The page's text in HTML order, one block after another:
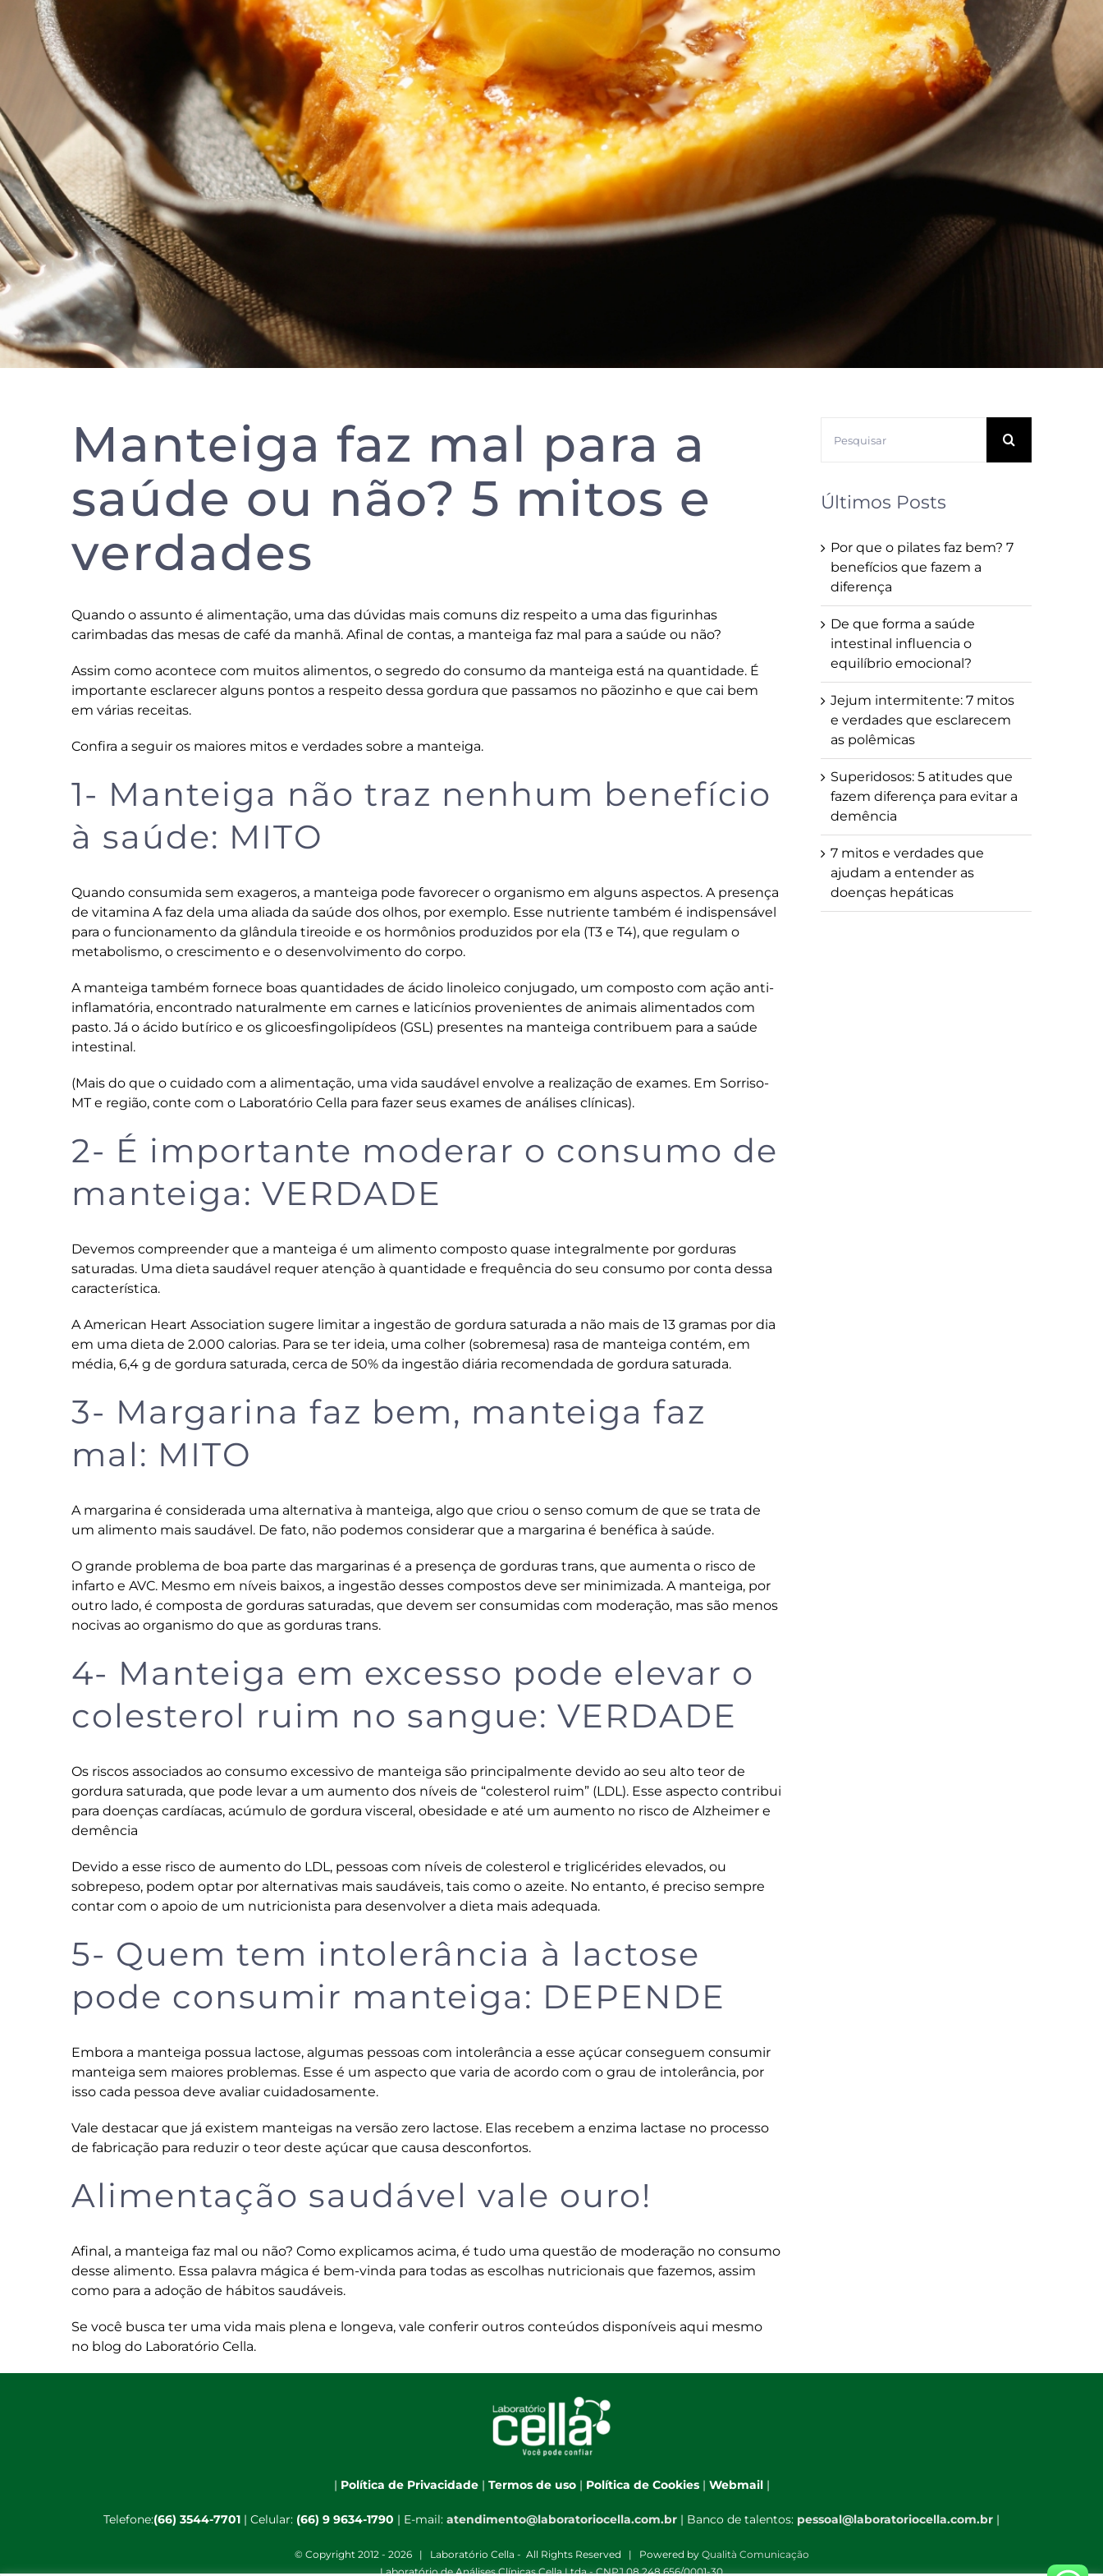
Manteiga faz mal para a
saúde ou não? 5 mitos e
verdades
Quando o assunto é alimentação, uma das dúvidas mais comuns diz respeito a uma das figurinhas
carimbadas das mesas de café da manhã. Afinal de contas, a manteiga faz mal para a saúde ou não?
Assim como acontece com muitos alimentos, o segredo do consumo da manteiga está na quantidade. É
importante esclarecer alguns pontos a respeito dessa gordura que passamos no pãozinho e que cai bem
em várias receitas.
Confira a seguir os maiores mitos e verdades sobre a manteiga.
1- Manteiga não traz nenhum benefício
à saúde: MITO
Quando consumida sem exageros, a manteiga pode favorecer o organismo em alguns aspectos. A presença
de vitamina A faz dela uma aliada da saúde dos olhos, por exemplo. Esse nutriente também é indispensável
para o funcionamento da glândula tireoide e os hormônios produzidos por ela (T3 e T4), que regulam o
metabolismo, o crescimento e o desenvolvimento do corpo.
A manteiga também fornece boas quantidades de ácido linoleico conjugado, um composto com ação anti-
inflamatória, encontrado naturalmente em carnes e laticínios provenientes de animais alimentados com
pasto. Já o ácido butírico e os glicoesfingolipídeos (GSL) presentes na manteiga contribuem para a saúde
intestinal.
(Mais do que o cuidado com a alimentação, uma vida saudável envolve a realização de exames. Em Sorriso-
MT e região, conte com o Laboratório Cella para fazer seus exames de análises clínicas).
2- É importante moderar o consumo de
manteiga: VERDADE
Devemos compreender que a manteiga é um alimento composto quase integralmente por gorduras
saturadas. Uma dieta saudável requer atenção à quantidade e frequência do seu consumo por conta dessa
característica.
A American Heart Association sugere limitar a ingestão de gordura saturada a não mais de 13 gramas por dia
em uma dieta de 2.000 calorias. Para se ter ideia, uma colher (sobremesa) rasa de manteiga contém, em
média, 6,4 g de gordura saturada, cerca de 50% da ingestão diária recomendada de gordura saturada.
3- Margarina faz bem, manteiga faz
mal: MITO
A margarina é considerada uma alternativa à manteiga, algo que criou o senso comum de que se trata de
um alimento mais saudável. De fato, não podemos considerar que a margarina é benéfica à saúde.
O grande problema de boa parte das margarinas é a presença de gorduras trans, que aumenta o risco de
infarto e AVC. Mesmo em níveis baixos, a ingestão desses compostos deve ser minimizada. A manteiga, por
outro lado, é composta de gorduras saturadas, que devem ser consumidas com moderação, mas são menos
nocivas ao organismo do que as gorduras trans.
4- Manteiga em excesso pode elevar o
colesterol ruim no sangue: VERDADE
Os riscos associados ao consumo excessivo de manteiga são principalmente devido ao seu alto teor de
gordura saturada, que pode levar a um aumento dos níveis de “colesterol ruim” (LDL). Esse aspecto contribui
para doenças cardíacas, acúmulo de gordura visceral, obesidade e até um aumento no risco de Alzheimer e
demência
Devido a esse risco de aumento do LDL, pessoas com níveis de colesterol e triglicérides elevados, ou
sobrepeso, podem optar por alternativas mais saudáveis, tais como o azeite. No entanto, é preciso sempre
contar com o apoio de um nutricionista para desenvolver a dieta mais adequada.
5- Quem tem intolerância à lactose
pode consumir manteiga: DEPENDE
Embora a manteiga possua lactose, algumas pessoas com intolerância a esse açúcar conseguem consumir
manteiga sem maiores problemas. Esse é um aspecto que varia de acordo com o grau de intolerância, por
isso cada pessoa deve avaliar cuidadosamente.
Vale destacar que já existem manteigas na versão zero lactose. Elas recebem a enzima lactase no processo
de fabricação para reduzir o teor deste açúcar que causa desconfortos.
Alimentação saudável vale ouro!
Afinal, a manteiga faz mal ou não? Como explicamos acima, é tudo uma questão de moderação no consumo
desse alimento. Essa palavra mágica é bem-vinda para todas as escolhas nutricionais que fazemos, assim
como para a adoção de hábitos saudáveis.
Se você busca ter uma vida mais plena e longeva, vale conferir outros conteúdos disponíveis aqui mesmo
no blog do Laboratório Cella.
resultados
Últimos Posts
Por que o pilates faz bem? 7
benefícios que fazem a
diferença
De que forma a saúde
intestinal influencia o
equilíbrio emocional?
Jejum intermitente: 7 mitos
e verdades que esclarecem
as polêmicas
Superidosos: 5 atitudes que
fazem diferença para evitar a
demência
7 mitos e verdades que
ajudam a entender as
doenças hepáticas
| Política de Privacidade | Termos de uso| Política de Cookies| Webmail|
Telefone:(66) 3544-7701 | Celular: (66) 9 9634-1790 | E-mail: atendimento@laboratoriocella.com.br | Banco de talentos: pessoal@laboratoriocella.com.br |
© Copyright 2012 - 2026 | Laboratório Cella - All Rights Reserved | Powered by Qualità Comunicação
Laboratório de Análises Clínicas Cella Ltda - CNPJ 08.248.656/0001-30